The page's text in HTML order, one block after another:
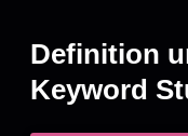
Definition
Keyword